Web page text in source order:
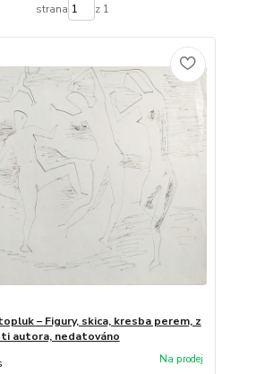
strana z 1
– Figury, skica, kresba perem, z
autora, nedatováno